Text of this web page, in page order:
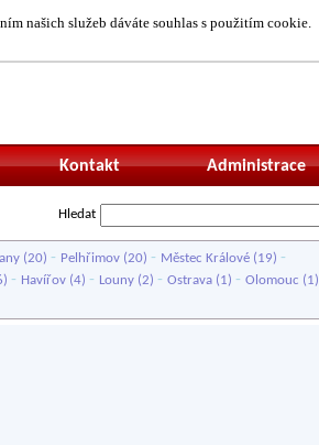
našich služeb dáváte souhlas s použitím cookie.
Administrace
Kontakt
Hledat
(20) - Pelhřimov (20) - Městec Králové (19) -
- Havířov (4) - Louny (2) - Ostrava (1) - Olomouc (1)